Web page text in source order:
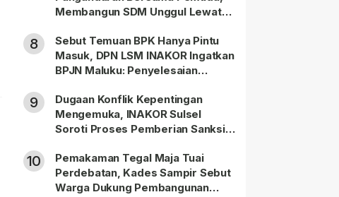
Membangun SDM Unggul Lewat
8
Sebut Temuan BPK Hanya Pintu
Masuk, DPN LSM INAKOR Ingatkan
BPJN Maluku: Penyelesaian
Pertanggungjawaban Pidana
Apabila Ditemukan Unsur Tindak
Pidana
9
Dugaan Konflik Kepentingan
Mengemuka, INAKOR Sulsel
Soroti Proses Pemberian Sanksi
10
Pemakaman Tegal Maja Tuai
Perdebatan, Kades Sampir Sebut
Warga Dukung Pembangunan